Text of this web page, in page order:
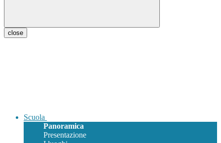
close
Scuola
Panoramica
Presentazione